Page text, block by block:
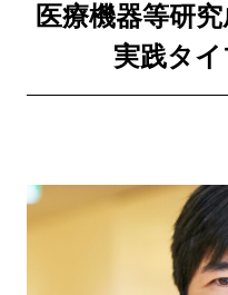
医療機器等研
実践タ